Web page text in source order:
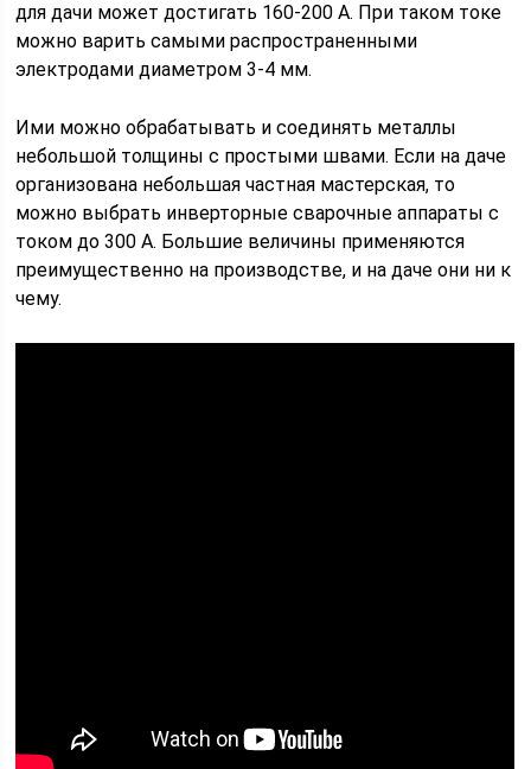
для дачи может достигать 160-200 А. При таком токе
можно варить самыми распространенными
электродами диаметром 3-4 мм.
Ими можно обрабатывать и соединять металлы
небольшой толщины с простыми швами. Если на даче
организована небольшая частная мастерская, то
можно выбрать инверторные сварочные аппараты с
током до 300 А. Большие величины применяются
преимущественно на производстве, и на даче они ни к
чему.